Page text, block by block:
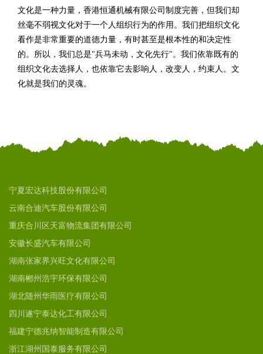
文化是一种力量，香港恒通机械有限公司制度完善，但我们却
丝毫不弱视文化对于一个人组织行为的作用。我们把组织文化
看作是非常重要的道德力量，有时甚至是根本性的和决定性
的。所以，我们总是"兵马未动，文化先行"。我们依靠既有的
组织文化去选择人，也依靠它去影响人，改变人，约束人。文
化就是我们的灵魂。
宁夏宏达科技股份有限公司
云南合迪汽车股份有限公司
重庆合川区天富物流集团有限公司
安徽长盛汽车有限公司
湖南张家界兴旺文化有限公司
湖南郴州浩宇环保有限公司
湖北随州华雨医疗有限公司
四川遂宁泰达化工有限公司
福建宁德兆纳智能制造有限公司
浙江湖州国泰服务有限公司